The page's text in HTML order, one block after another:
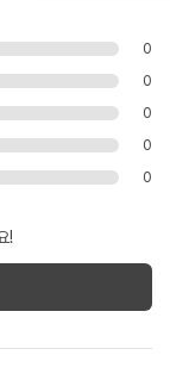
0
0
0
0
0
!